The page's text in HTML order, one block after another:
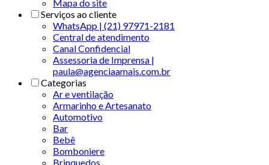
Mapa do site
Serviços ao cliente
WhatsApp | (21) 97971-2181
Central de atendimento
Canal Confidencial
Assessoria de Imprensa |
paula@agenciaamais.com.br
Categorias
Ar e ventilação
Armarinho e Artesanato
Automotivo
Bar
Bebê
Bomboniere
Brinquedos